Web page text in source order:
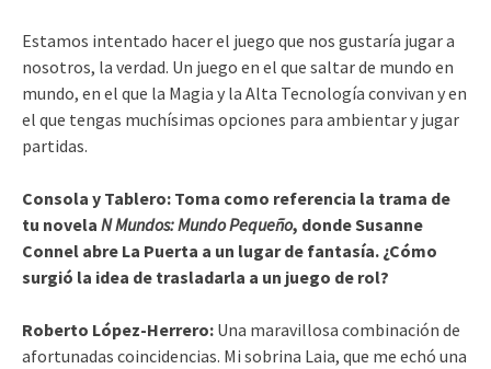
Estamos intentado hacer el juego que nos gustaría jugar a
nosotros, la verdad. Un juego en el que saltar de mundo en
mundo, en el que la Magia y la Alta Tecnología convivan y en
el que tengas muchísimas opciones para ambientar y jugar
partidas.
Consola y Tablero: Toma como referencia la trama de
tu novela N Mundos: Mundo Pequeño, donde Susanne
Connel abre La Puerta a un lugar de fantasía. ¿Cómo
surgió la idea de trasladarla a un juego de rol?
Roberto López-Herrero: Una maravillosa combinación de
afortunadas coincidencias. Mi sobrina Laia, que me echó una